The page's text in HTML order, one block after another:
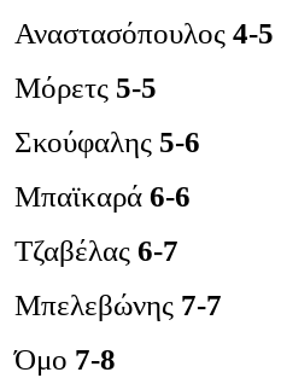
Αναστασόπουλος 4-5
Μόρετς 5-5
Σκούφαλης 5-6
Μπαϊκαρά 6-6
Τζαβέλας 6-7
Μπελεβώνης 7-7
Όμο 7-8